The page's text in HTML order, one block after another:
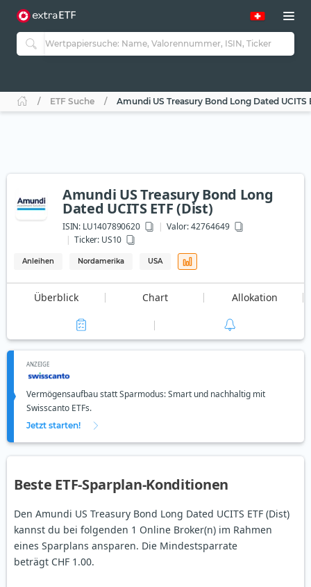
ETF Suche Amundi US Treasury Bond Long Dated UCITS
Amundi US Treasury Bond Long
Dated UCITS ETF (Dist)
ISIN: LU1407890620
Valor: 42764649
Ticker: US10
Anleihen Nordamerika USA
Überblick Chart Allokation
ANZEIGE
Vermögensaufbau statt Sparmodus: Smart und nachhaltig mit
Swisscanto ETFs.
Jetzt starten!
Beste ETF-Sparplan-Konditionen
Den Amundi US Treasury Bond Long Dated UCITS ETF (Dist)
kannst du bei folgenden 1 Online Broker(n) im Rahmen
eines Sparplans ansparen. Die Mindestsparrate
beträgt CHF 1.00.